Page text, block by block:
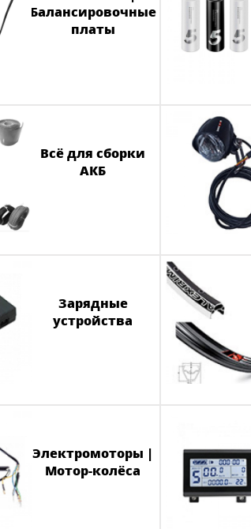
Балансировочные
платы
Всё для сборки
АКБ
Зарядные
устройства
Электромоторы |
Мотор-колёса